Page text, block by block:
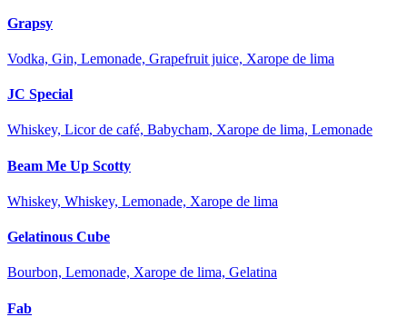
Grapsy
Vodka, Gin, Lemonade, Grapefruit juice, Xarope de lima
JC Special
Whiskey, Licor de café, Babycham, Xarope de lima, Lemonade
Beam Me Up Scotty
Whiskey, Whiskey, Lemonade, Xarope de lima
Gelatinous Cube
Bourbon, Lemonade, Xarope de lima, Gelatina
Fab